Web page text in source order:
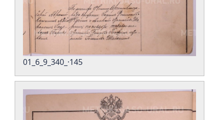
01_6_9_340_·145